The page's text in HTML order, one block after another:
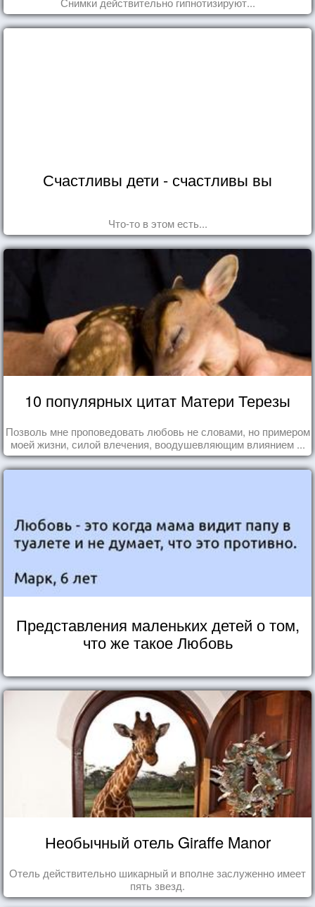
Счастливы дети - счастливы вы
Что-то в этом есть...
10 популярных цитат Матери Терезы
Позволь мне проповедовать любовь не словами, но примером
моей жизни, силой влечения, воодушевляющим влиянием ...
Представления маленьких детей о том,
что же такое Любовь
Необычный отель Giraffe Manor
Отель действительно шикарный и вполне заслуженно имеет
пять звезд.